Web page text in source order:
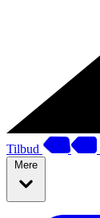
Tilbud
Mere